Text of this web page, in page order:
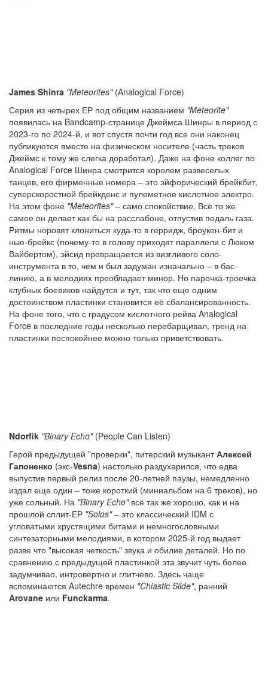
James Shinra "Meteorites"(Analogical Force)
Серия из четырех ЕР под общим названием "Meteorite"
появилась на Bandcamp-странице Джеймса Шинры в период с
2023-го по 2024-й, и вот спустя почти год все они наконец
публикуются вместе на физическом носителе (часть треков
Джеймс к тому же слегка доработал). Даже на фоне коллег по
Analogical Force Шинра смотрится королем развеселых
танцев, его фирменные номера – это эйфорический брейкбит,
суперскоростной брейкденс и пулеметное кислотное электро.
На этом фоне "Meteorites"– само спокойствие. Всё то же
самое он делает как бы на расслабоне, отпустив педаль газа.
Ритмы норовят клониться куда-то в герридж, броукен-бит и
нью-брейкс (почему-то в голову приходят параллели с Люком
Вайбертом), эйсид превращается из визгливого соло-
инструмента в то, чем и был задуман изначально – в бас-
линию, а в мелодиях преобладает минор. Но парочка-троечка
клубных боевиков найдутся и тут, так что еще одним
достоинством пластинки становится её сбалансированность.
На фоне того, что с градусом кислотного рейва Analogical
Force в последние годы несколько перебарщивал, тренд на
пластинки поспокойнее можно только приветствовать.
Ndorfik "Binary Echo"(People Can Listen)
Герой предыдущей "проверки", питерский музыкантАлексей
Гапоненко (экс-Vesna) настолько раздухарился, что едва
выпустив первый релиз после 20-летней паузы, немедленно
издал еще один – тоже короткий (миниальбом на 6 треков), но
уже сольный. На "Binary Echo"всё так же хорошо, как и на
прошлой сплит-ЕР "Solos"– это классический IDM с
угловатыми хрустящими битами и немногословными
синтезаторными мелодиями, в котором 2025-й год выдает
разве что "высокая четкость" звука и обилие деталей. Но по
сравнению с предыдущей пластинкой эта звучит чуть более
задумчивао, интровертно и глитчево. Здесь чаще
вспоминаются Autechre времен "Chiastic Slide", ранний
Arovane или Funckarma.